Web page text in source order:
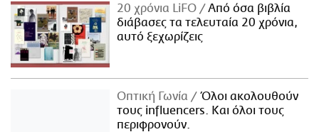
20 χρόνια LiFO
Από όσα βιβλία
διάβασες τα τελευταία 20 χρόνια,
αυτό ξεχωρίζεις
Οπτική Γωνία
Όλοι ακολουθούν
τους influencers. Και όλοι τους
περιφρονούν.